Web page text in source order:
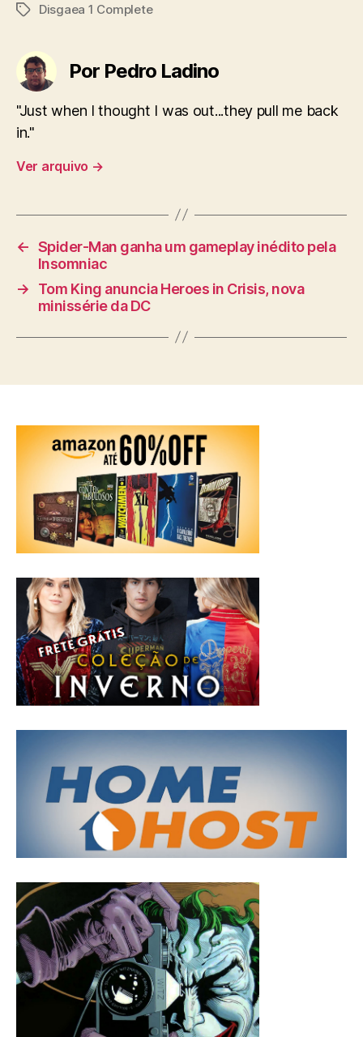
TagsDisgaea 1 Complete
Por Pedro Ladino
"Just when I thought I was out...they pull me back
in."
Ver arquivo →
← Spider-Man ganha um gameplay inédito pela
Insomniac
→
Tom King anuncia Heroes in Crisis, nova
minissérie da DC